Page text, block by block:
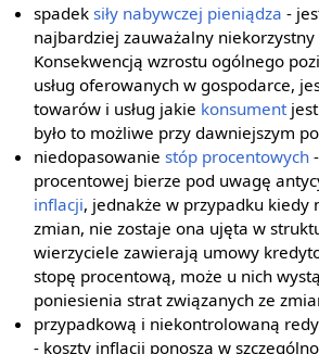
spadeksiły nabywczej pieniądza -
najbardziej zauważalny
Konsekwencją wzrostu ogólnego
usług oferowanych w gospodarce,
towarów i usług jakie konsument
było to możliwe przy dawniejszym
niedopasowaniestóp procentowych
procentowej bierze pod uwagę
inflacji, jednakże w przypadku kiedy
zmian, nie zostaje ona ujęta w
wierzyciele zawierają umowy
stopę procentową, może u nich
poniesienia strat związanych ze
przypadkową i niekontrolowaną
- koszty inflacji ponoszą w